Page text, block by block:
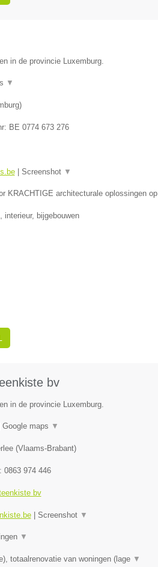
in de provincie Luxemburg.
▼
)
BE 0774 673 276
| Screenshot ▼
KRACHTIGE architecturale oplossingen op
interieur, bijgebouwen
bv
in de provincie Luxemburg.
Google maps ▼
(Vlaams-Brabant)
0863 974 446
bv
| Screenshot ▼
▼
totaalrenovatie van woningen (lage ▼